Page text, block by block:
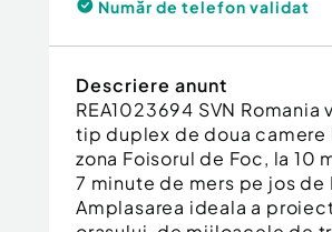
Număr de telefon validat
Descriere anunt
REA1023694 SVN
tip duplex de doua
zona Foisorul de Foc, la 10
7 minute de mers pe jos de
Amplasarea ideala a